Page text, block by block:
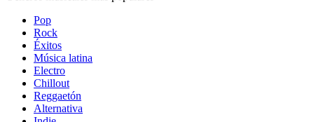
Pop
Rock
Éxitos
Música latina
Electro
Chillout
Reggaetón
Alternativa